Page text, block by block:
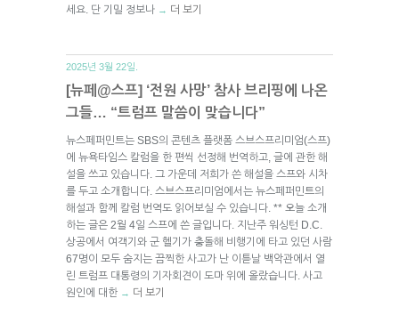
세요. 단 기밀 정보나 → 더 보기
2025년 3월 22일.
[뉴페@스프] ‘전원 사망’ 참사 브리핑에 나온
그들… “트럼프 말씀이 맞습니다”
뉴스페퍼민트는 SBS의 콘텐츠 플랫폼 스브스프리미엄(스프)
에 뉴욕타임스 칼럼을 한 편씩 선정해 번역하고, 글에 관한 해
설을 쓰고 있습니다. 그 가운데 저희가 쓴 해설을 스프와 시차
를 두고 소개합니다. 스브스프리미엄에서는 뉴스페퍼민트의
해설과 함께 칼럼 번역도 읽어보실 수 있습니다. ** 오늘 소개
하는 글은 2월 4일 스프에 쓴 글입니다. 지난주 워싱턴 D.C.
상공에서 여객기와 군 헬기가 충돌해 비행기에 타고 있던 사람
67명이 모두 숨지는 끔찍한 사고가 난 이튿날 백악관에서 열
린 트럼프 대통령의 기자회견이 도마 위에 올랐습니다. 사고
원인에 대한 → 더 보기